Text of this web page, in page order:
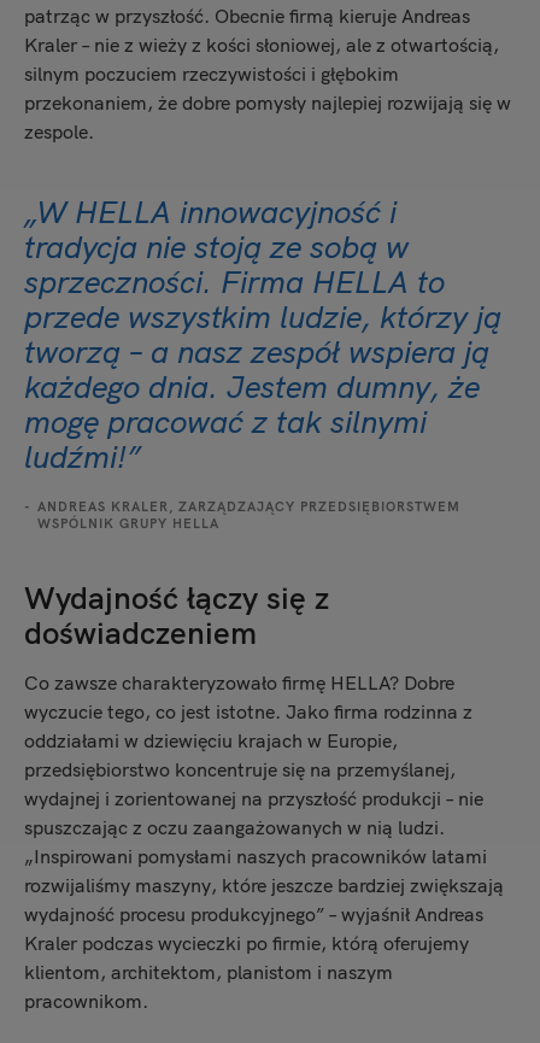
patrząc w przyszłość. Obecnie firmą kieruje Andreas
Kraler – nie z wieży z kości słoniowej, ale z otwartością,
silnym poczuciem rzeczywistości i głębokim
przekonaniem, że dobre pomysły najlepiej rozwijają się w
zespole.
„W HELLA innowacyjność i
tradycja nie stoją ze sobą w
sprzeczności. Firma HELLA to
przede wszystkim ludzie, którzy ją
tworzą – a nasz zespół wspiera ją
każdego dnia. Jestem dumny, że
mogę pracować z tak silnymi
ludźmi!”
ANDREAS KRALER, ZARZĄDZAJĄCY PRZEDSIĘBIORSTWEM
WSPÓLNIK GRUPY HELLA
Wydajność łączy się z
doświadczeniem
Co zawsze charakteryzowało firmę HELLA? Dobre
wyczucie tego, co jest istotne. Jako firma rodzinna z
oddziałami w dziewięciu krajach w Europie,
przedsiębiorstwo koncentruje się na przemyślanej,
wydajnej i zorientowanej na przyszłość produkcji – nie
spuszczając z oczu zaangażowanych w nią ludzi.
„Inspirowani pomysłami naszych pracowników latami
rozwijaliśmy maszyny, które jeszcze bardziej zwiększają
wydajność procesu produkcyjnego” – wyjaśnił Andreas
Kraler podczas wycieczki po firmie, którą oferujemy
klientom, architektom, planistom i naszym
pracownikom.